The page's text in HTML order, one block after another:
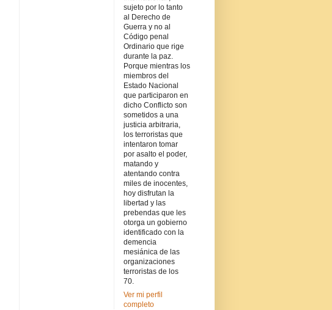
sujeto por lo tanto
al Derecho de
Guerra y no al
Código penal
Ordinario que rige
durante la paz.
Porque mientras los
miembros del
Estado Nacional
que participaron en
dicho Conflicto son
sometidos a una
justicia arbitraria,
los terroristas que
intentaron tomar
por asalto el poder,
matando y
atentando contra
miles de inocentes,
hoy disfrutan la
libertad y las
prebendas que les
otorga un gobierno
identificado con la
demencia
mesiánica de las
organizaciones
terroristas de los
70.
Ver mi perfil
completo